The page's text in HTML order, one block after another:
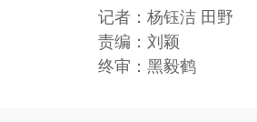
记者：杨钰洁 田野
责编：刘颖
终审：黑毅鹤